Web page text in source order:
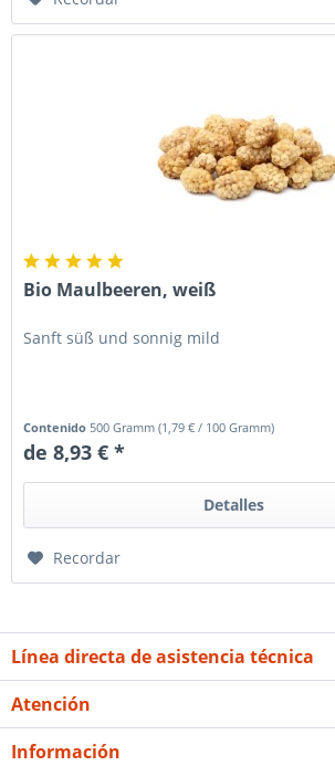
Bio Maulbeeren, weiß
Sanft süß und sonnig mild
Contenido 500 Gramm(1,79 € / 100 Gramm)
de 8,93 € *
Detalles
Recordar
Línea directa de asistencia técnica
Atención
Información